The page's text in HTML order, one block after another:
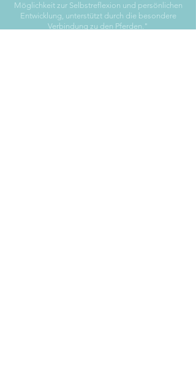
Möglichkeit zur Selbstreflexion und persönlichen
Entwicklung, unterstützt durch die besondere
Verbindung zu den Pferden."